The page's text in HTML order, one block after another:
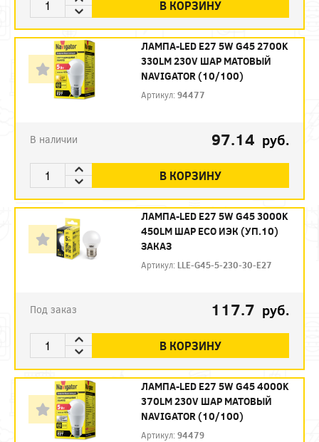
В КОРЗИНУ
ЛАМПА-LED E27 5W G45 2700K
330LM 230V ШАР МАТОВЫЙ
NAVIGATOR (10/100)
Артикул:94477
В наличии 97.14 руб.
В КОРЗИНУ
ЛАМПА-LED E27 5W G45 3000K
450LM ШАР ECO ИЭК (УП.10)
ЗАКАЗ
Артикул: LLE-G45-5-230-30-E27
Под заказ 117.7 руб.
В КОРЗИНУ
ЛАМПА-LED E27 5W G45 4000K
370LM 230V ШАР МАТОВЫЙ
NAVIGATOR (10/100)
Артикул:94479